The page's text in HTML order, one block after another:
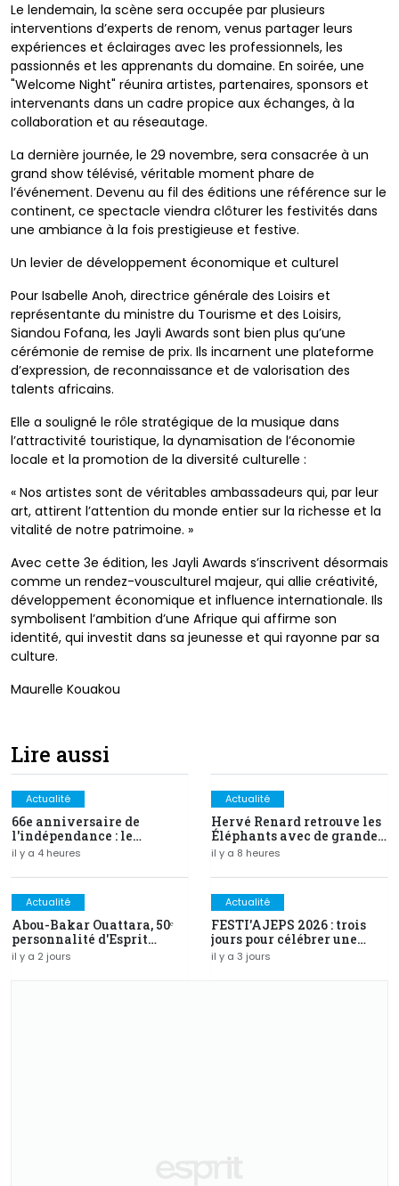
Le lendemain, la scène sera occupée par plusieurs
interventions d’experts de renom, venus partager leurs
expériences et éclairages avec les professionnels, les
passionnés et les apprenants du domaine. En soirée, une
"Welcome Night" réunira artistes, partenaires, sponsors et
intervenants dans un cadre propice aux échanges, à la
collaboration et au réseautage.
La dernière journée, le 29 novembre, sera consacrée à un
grand show télévisé, véritable moment phare de
l’événement. Devenu au fil des éditions une référence sur le
continent, ce spectacle viendra clôturer les festivités dans
une ambiance à la fois prestigieuse et festive.
Un levier de développement économique et culturel
Pour Isabelle Anoh, directrice générale des Loisirs et
représentante du ministre du Tourisme et des Loisirs,
Siandou Fofana, les Jayli Awards sont bien plus qu’une
cérémonie de remise de prix. Ils incarnent une plateforme
d’expression, de reconnaissance et de valorisation des
talents africains.
Elle a souligné le rôle stratégique de la musique dans
l’attractivité touristique, la dynamisation de l’économie
locale et la promotion de la diversité culturelle :
« Nos artistes sont de véritables ambassadeurs qui, par leur
art, attirent l’attention du monde entier sur la richesse et la
vitalité de notre patrimoine. »
Avec cette 3e édition, les Jayli Awards s’inscrivent désormais
comme un rendez-vousculturel majeur, qui allie créativité,
développement économique et influence internationale. Ils
symbolisent l’ambition d’une Afrique qui affirme son
identité, qui investit dans sa jeunesse et qui rayonne par sa
culture.
Maurelle Kouakou
Lire aussi
Actualité
66e anniversaire de
l'indépendance : le
discours intégral du PR
Alassane Ouattara
il y a 4 heures
Actualité
Hervé Renard retrouve les
Éléphants avec de grandes
ambitions
il y a 8 heures
Actualité
Abou-Bakar Ouattara, 50ᵉ
personnalité d'Esprit
Magazine distinguée au
Prix d'Excellence 2026
il y a 2 jours
Actualité
FESTI'AJEPS 2026 : trois
jours pour célébrer une
identité, inaugurer un
avenir
il y a 3 jours